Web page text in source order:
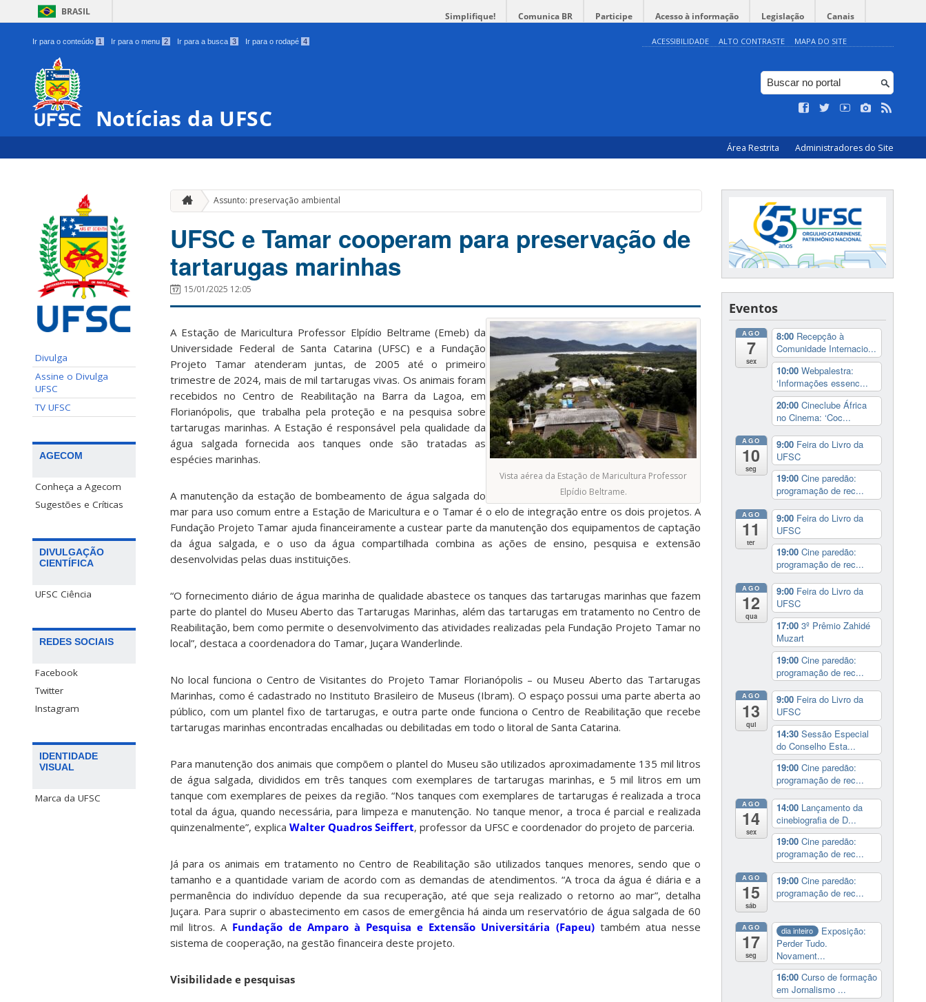
BRASIL Simplifique! Comunica BR Participe Acesso à informação Legislação Canais
Ir para o conteúdo 1 Ir para o menu 2 Ir para a busca 3 Ir para o rodapé 4 ACESSIBILIDADE ALTO CONTRASTE MAPA DO SITE
Notícias da UFSC
Área Restrita Administradores do Site
Divulga
Assine o Divulga
UFSC
TV UFSC
AGECOM
Conheça a Agecom
Sugestões e Críticas
DIVULGAÇÃO
CIENTÍFICA
UFSC Ciência
REDES SOCIAIS
Facebook
Twitter
Instagram
IDENTIDADE
VISUAL
Marca da UFSC
Assunto: preservação ambiental
UFSC e Tamar cooperam para preservação de
tartarugas marinhas
15/01/2025 12:05
Vista aérea da Estação de Maricultura Professor
Elpídio Beltrame.
A Estação de Maricultura Professor Elpídio Beltrame (Emeb) da
Universidade Federal de Santa Catarina (UFSC) e a Fundação
Projeto Tamar atenderam juntas, de 2005 até o primeiro
trimestre de 2024, mais de mil tartarugas vivas. Os animais foram
recebidos no Centro de Reabilitação na Barra da Lagoa, em
Florianópolis, que trabalha pela proteção e na pesquisa sobre
tartarugas marinhas. A Estação é responsável pela qualidade da
água salgada fornecida aos tanques onde são tratadas as
espécies marinhas.
A manutenção da estação de bombeamento de água salgada do
mar para uso comum entre a Estação de Maricultura e o Tamar é o elo de integração entre os dois projetos. A
Fundação Projeto Tamar ajuda financeiramente a custear parte da manutenção dos equipamentos de captação
da água salgada, e o uso da água compartilhada combina as ações de ensino, pesquisa e extensão
desenvolvidas pelas duas instituições.
“O fornecimento diário de água marinha de qualidade abastece os tanques das tartarugas marinhas que fazem
parte do plantel do Museu Aberto das Tartarugas Marinhas, além das tartarugas em tratamento no Centro de
Reabilitação, bem como permite o desenvolvimento das atividades realizadas pela Fundação Projeto Tamar no
local”, destaca a coordenadora do Tamar, Juçara Wanderlinde.
No local funciona o Centro de Visitantes do Projeto Tamar Florianópolis – ou Museu Aberto das Tartarugas
Marinhas, como é cadastrado no Instituto Brasileiro de Museus (Ibram). O espaço possui uma parte aberta ao
público, com um plantel fixo de tartarugas, e outra parte onde funciona o Centro de Reabilitação que recebe
tartarugas marinhas encontradas encalhadas ou debilitadas em todo o litoral de Santa Catarina.
Para manutenção dos animais que compõem o plantel do Museu são utilizados aproximadamente 135 mil litros
de água salgada, divididos em três tanques com exemplares de tartarugas marinhas, e 5 mil litros em um
tanque com exemplares de peixes da região. “Nos tanques com exemplares de tartarugas é realizada a troca
total da água, quando necessária, para limpeza e manutenção. No tanque menor, a troca é parcial e realizada
quinzenalmente”, explica Walter Quadros Seiffert, professor da UFSC e coordenador do projeto de parceria.
Já para os animais em tratamento no Centro de Reabilitação são utilizados tanques menores, sendo que o
tamanho e a quantidade variam de acordo com as demandas de atendimentos. “A troca da água é diária e a
permanência do indivíduo depende da sua recuperação, até que seja realizado o retorno ao mar”, detalha
Juçara. Para suprir o abastecimento em casos de emergência há ainda um reservatório de água salgada de 60
mil litros.A Fundação de Amparo à Pesquisa e Extensão Universitária (Fapeu)também atua nesse
sistema de cooperação, na gestão financeira deste projeto.
Visibilidade e pesquisas
Eventos
AGO
7
sex
8:00 Recepção à
Comunidade Internacio...
10:00 Webpalestra:
‘Informações essenc...
20:00 Cineclube África
no Cinema: ‘Coc...
AGO
10
seg
9:00 Feira do Livro da
UFSC
19:00 Cine paredão:
programação de rec...
AGO
11
ter
9:00 Feira do Livro da
UFSC
19:00 Cine paredão:
programação de rec...
AGO
12
qua
9:00 Feira do Livro da
UFSC
17:00 3º Prêmio Zahidé
Muzart
19:00 Cine paredão:
programação de rec...
AGO
13
qui
9:00 Feira do Livro da
UFSC
14:30 Sessão Especial
do Conselho Esta...
19:00 Cine paredão:
programação de rec...
AGO
14
sex
14:00 Lançamento da
cinebiografia de D...
19:00 Cine paredão:
programação de rec...
AGO
15
sáb
19:00 Cine paredão:
programação de rec...
AGO
17
seg
dia inteiro
Exposição:
Perder Tudo.
Novament...
16:00 Curso de formação
em Jornalismo ...